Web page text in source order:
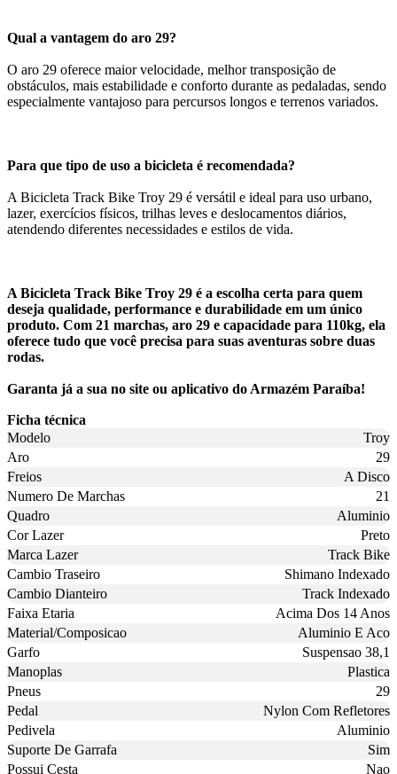
Qual a vantagem do aro 29?
O aro 29 oferece maior velocidade, melhor transposição de
obstáculos, mais estabilidade e conforto durante as pedaladas, sendo
especialmente vantajoso para percursos longos e terrenos variados.
Para que tipo de uso a bicicleta é recomendada?
A Bicicleta Track Bike Troy 29 é versátil e ideal para uso urbano,
lazer, exercícios físicos, trilhas leves e deslocamentos diários,
atendendo diferentes necessidades e estilos de vida.
A Bicicleta Track Bike Troy 29 é a escolha certa para quem
deseja qualidade, performance e durabilidade em um único
produto. Com 21 marchas, aro 29 e capacidade para 110kg, ela
oferece tudo que você precisa para suas aventuras sobre duas
rodas.
Garanta já a sua no site ou aplicativo do Armazém Paraíba!
Ficha técnica
Modelo
Troy
Aro
29
Freios
A Disco
Numero De Marchas
21
Quadro
Aluminio
Cor Lazer
Preto
Marca Lazer
Track Bike
Cambio Traseiro
Shimano Indexado
Cambio Dianteiro
Track Indexado
Faixa Etaria
Acima Dos 14 Anos
Material/Composicao
Aluminio E Aco
Garfo
Suspensao 38,1
Manoplas
Plastica
Pneus
29
Pedal
Nylon Com Refletores
Pedivela
Aluminio
Suporte De Garrafa
Sim
Possui Cesta
Nao